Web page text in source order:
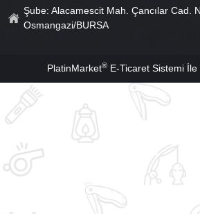
Şube: Alacamescit Mah. Çancılar Cad.
Osmangazi/BURSA
PlatinMarket®E-Ticaret Sistemiİle